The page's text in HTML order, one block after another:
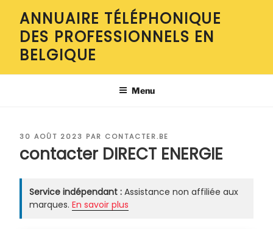
contenu
principal
ANNUAIRE TÉLÉPHONIQUE
DES PROFESSIONNELS EN
BELGIQUE
Menu
PUBLIÉ
30 AOÛT 2023 PAR CONTACTER.BE
contacter DIRECT ENERGIE
Service indépendant : Assistance non affiliée aux
marques. En savoir plus